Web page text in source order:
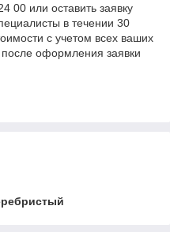
00 или оставить заявку
в течении 30
с учетом всех ваших
оформления заявки